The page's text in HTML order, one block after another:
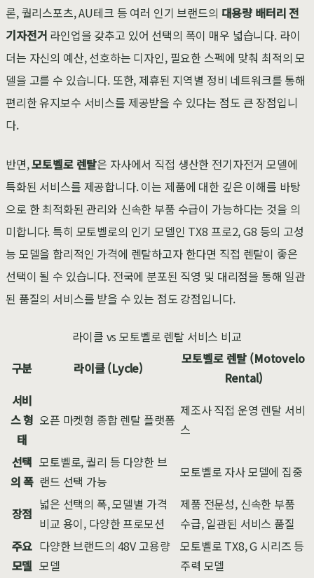
론, 퀄리스포츠, AU테크 등 여러 인기 브랜드의 대용량 배터리 전
기자전거 라인업을 갖추고 있어 선택의 폭이 매우 넓습니다. 라이
더는 자신의 예산, 선호하는 디자인, 필요한 스펙에 맞춰 최적의 모
델을 고를 수 있습니다. 또한, 제휴된 지역별 정비 네트워크를 통해
편리한 유지보수 서비스를 제공받을 수 있다는 점도 큰 장점입니
다.
반면,모토벨로 렌탈은 자사에서 직접 생산한 전기자전거 모델에
특화된 서비스를 제공합니다. 이는 제품에 대한 깊은 이해를 바탕
으로 한 최적화된 관리와 신속한 부품 수급이 가능하다는 것을 의
미합니다. 특히 모토벨로의 인기 모델인 TX8 프로2, G8 등의 고성
능 모델을 합리적인 가격에 렌탈하고자 한다면 직접 렌탈이 좋은
선택이 될 수 있습니다. 전국에 분포된 직영 및 대리점을 통해 일관
된 품질의 서비스를 받을 수 있는 점도 강점입니다.
라이클 vs 모토벨로 렌탈 서비스 비교
구분
라이클 (Lycle)
모토벨로 렌탈 (Motovelo
Rental)
서비
스 형
태
오픈 마켓형 종합 렌탈 플랫폼
제조사 직접 운영 렌탈 서비
스
선택
의 폭
모토벨로, 퀄리 등 다양한 브
랜드 선택 가능
모토벨로 자사 모델에 집중
장점
넓은 선택의 폭, 모델별 가격
비교 용이, 다양한 프로모션
제품 전문성, 신속한 부품
수급, 일관된 서비스 품질
주요
모델
다양한 브랜드의 48V 고용량
모델
모토벨로 TX8, G 시리즈 등
주력 모델